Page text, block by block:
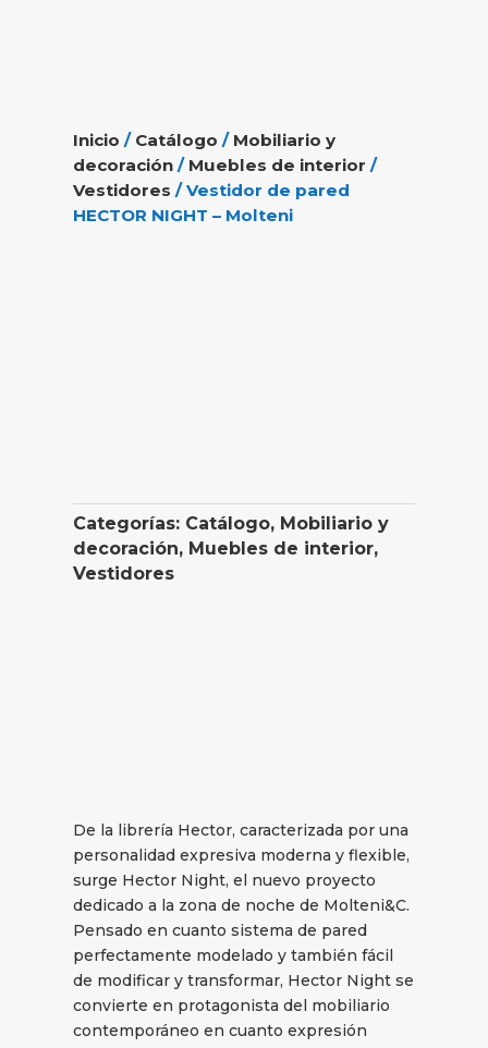
Inicio / Catálogo / Mobiliario y
decoración / Muebles de interior /
Vestidores / Vestidor de pared
HECTOR NIGHT – Molteni
Categorías: Catálogo, Mobiliario y
decoración, Muebles de interior,
Vestidores
De la librería Hector, caracterizada por una
personalidad expresiva moderna y flexible,
surge Hector Night, el nuevo proyecto
dedicado a la zona de noche de Molteni&C.
Pensado en cuanto sistema de pared
perfectamente modelado y también fácil
de modificar y transformar, Hector Night se
convierte en protagonista del mobiliario
contemporáneo en cuanto expresión